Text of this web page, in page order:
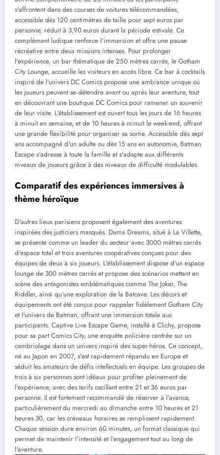
s'affrontent dans des courses de voitures télécommandées,
accessible dès 120 centimètres de taille pour sept euros par
personne, réduit à 3,90 euros durant la période estivale. Ce
complément ludique renforce l'immersion et offre une pause
récréative entre deux missions intenses. Pour prolonger
l'expérience, un bar thématique de 250 mètres carrés, le Gotham
City Lounge, accueille les visiteurs en accès libre. Ce bar à cocktails
inspiré de l'univers DC Comics propose une ambiance unique où
les joueurs peuvent se détendre avant ou après leur aventure, tout
en découvrant une boutique DC Comics pour ramener un souvenir
de leur visite. L'établissement est ouvert tous les jours de 16 heures
à minuit en semaine, et de 10 heures à minuit le week-end, offrant
une grande flexibilité pour organiser sa sortie. Accessible dès sept
ans accompagné d'un adulte ou dès 15 ans en autonomie, Batman
Escape s'adresse à toute la famille et s'adapte aux différents
niveaux de joueurs grâce à des niveaux de difficulté modulables.
Comparatif des expériences immersives à
thème héroïque
D'autres lieux parisiens proposent également des aventures
inspirées des justiciers masqués. Dama Dreams, situé à La Villette,
se présente comme un leader du secteur avec 3000 mètres carrés
d'espace total et trois aventures coopératives conçues pour des
équipes de deux à six joueurs. L'établissement dispose d'un espace
lounge de 300 mètres carrés et propose des scénarios mettant en
scène des antagonistes emblématiques comme The Joker, The
Riddler, ainsi qu'une exploration de la Batcave. Les décors et
équipements ont été conçus pour rappeler fidèlement Gotham City
et l'univers de Batman, offrant une immersion totale aux
participants. Captive Live Escape Game, installé à Clichy, propose
pour sa part Comics City, une enquête policière centrée sur un
cambriolage dans un univers inspiré des super-héros. Ce concept,
né au Japon en 2007, s'est rapidement répandu en Europe et
séduit les amateurs de défis intellectuels en équipe. Les groupes de
trois à six personnes sont idéaux pour profiter pleinement de
l'expérience, avec des tarifs oscillant entre 21 et 36 euros par
personne. Il est fortement recommandé de réserver à l'avance,
particulièrement du mercredi au dimanche entre 10 heures et 21
heures 30, car les créneaux horaires se remplissent rapidement.
Chaque session dure environ 60 minutes, un format classique qui
permet de maintenir l'intensité et l'engagement tout au long de
l'aventure.